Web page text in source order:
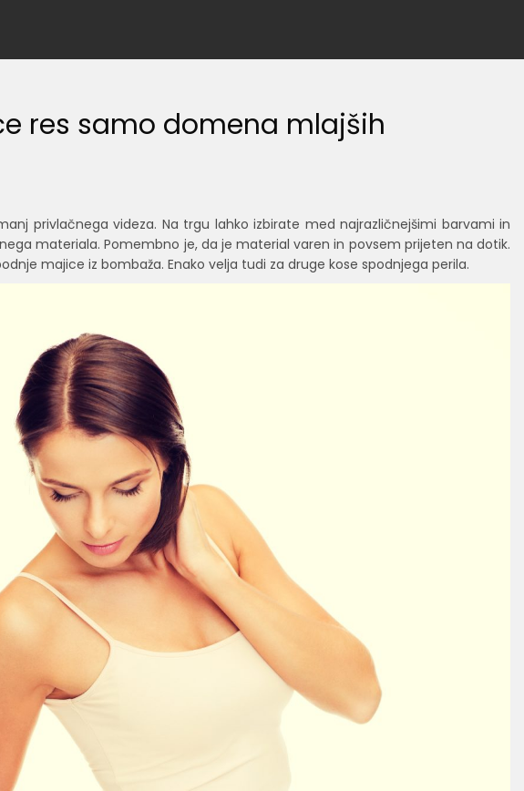
res samo domena mlajših
privlačnega videza. Na trgu lahko izbirate med najrazličnejšimi barvami in
materiala. Pomembno je, da je material varen in povsem prijeten na dotik.
majice iz bombaža. Enako velja tudi za druge kose spodnjega perila.